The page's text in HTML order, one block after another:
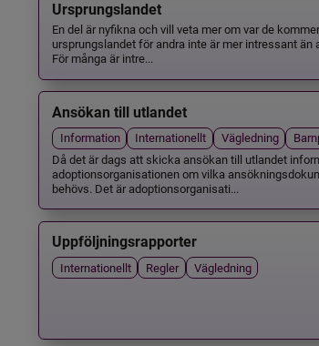
Ursprungslandet
En del är nyfikna och vill veta mer om var de
ursprungslandet för andra inte är mer intressant än
För många är intre...
Ansökan till utlandet
Information Internationellt Vägledning
Då det är dags att skicka ansökan till utlandet
adoptionsorganisationen om vilka
behövs. Det är adoptionsorganisati...
Uppföljningsrapporter
Internationellt Regler Vägledning